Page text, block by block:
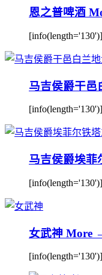
恩之普啤酒
马吉侯爵干邑
马吉侯爵埃菲
女武神 More